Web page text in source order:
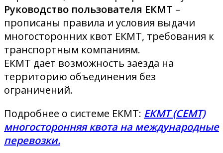
Руководство пользователя ЕКМТ –
прописаны правила и условия выдачи
многосторонних квот ЕКМТ, требования к
транспортным компаниям.
ЕКМТ дает возможность заезда на
территорию объединения без
ограничений.
Подробнее о системе ЕКМТ: ЕКМТ (CEMT)
многосторонняя квота на международные
перевозки.